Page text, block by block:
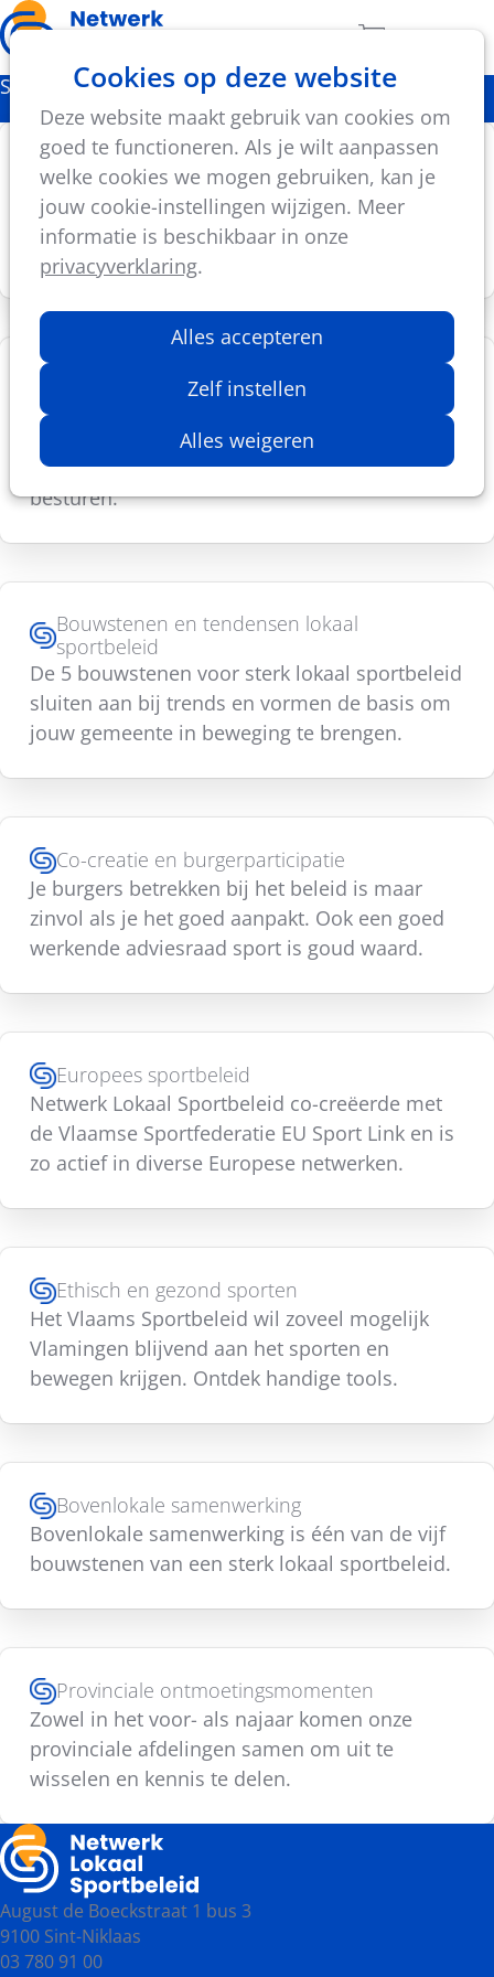
Cookies op deze website
Deze website maakt gebruik van cookies om
goed te functioneren. Als je wilt aanpassen
welke cookies we mogen gebruiken, kan je
jouw cookie-instellingen wijzigen. Meer
informatie is beschikbaar in onze
privacyverklaring.
Alles accepteren
Zelf instellen
Alles weigeren
Aantal
Sportbeleid
Congres Lokaal Sportbeleid
Congres Lokaal Sportbeleid is dé
ontmoetingsplaats voor iedereen lokaal actief
mét en vóór sport.
Beleidsplanning
Het besluit van de BBC stelt regels voor onder
meer het meerjarenplan, budget,
boekhouding en jaarrekening van lokale
besturen.
Bouwstenen en tendensen lokaal
sportbeleid
De 5 bouwstenen voor sterk lokaal sportbeleid
sluiten aan bij trends en vormen de basis om
jouw gemeente in beweging te brengen.
Co-creatie en burgerparticipatie
Je burgers betrekken bij het beleid is maar
zinvol als je het goed aanpakt. Ook een goed
werkende adviesraad sport is goud waard.
Europees sportbeleid
Netwerk Lokaal Sportbeleid co-creëerde met
de Vlaamse Sportfederatie EU Sport Link en is
zo actief in diverse Europese netwerken.
Ethisch en gezond sporten
Het Vlaams Sportbeleid wil zoveel mogelijk
Vlamingen blijvend aan het sporten en
bewegen krijgen. Ontdek handige tools.
Bovenlokale samenwerking
Bovenlokale samenwerking is één van de vijf
bouwstenen van een sterk lokaal sportbeleid.
Provinciale ontmoetingsmomenten
Zowel in het voor- als najaar komen onze
provinciale afdelingen samen om uit te
wisselen en kennis te delen.
August de Boeckstraat 1 bus 3
9100 Sint-Niklaas
03 780 91 00